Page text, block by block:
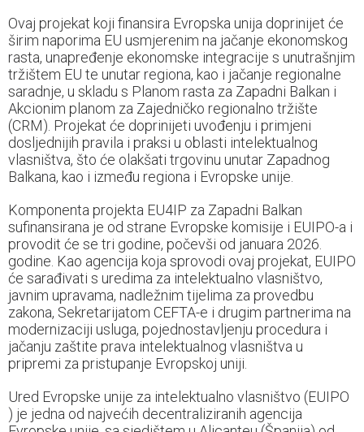
Ovaj projekat koji finansira Evropska unija doprinijet će
širim naporima EU usmjerenim na jačanje ekonomskog
rasta, unapređenje ekonomske integracije s unutrašnjim
tržištem EU te unutar regiona, kao i jačanje regionalne
saradnje, u skladu s Planom rasta za Zapadni Balkan i
Akcionim planom za Zajedničko regionalno tržište
(CRM). Projekat će doprinijeti uvođenju i primjeni
dosljednijih pravila i praksi u oblasti intelektualnog
vlasništva, što će olakšati trgovinu unutar Zapadnog
Balkana, kao i između regiona i Evropske unije.
Komponenta projekta EU4IP za Zapadni Balkan
sufinansirana je od strane Evropske komisije i EUIPO-a i
provodit će se tri godine, počevši od januara 2026.
godine. Kao agencija koja sprovodi ovaj projekat, EUIPO
će sarađivati s uredima za intelektualno vlasništvo,
javnim upravama, nadležnim tijelima za provedbu
zakona, Sekretarijatom CEFTA-e i drugim partnerima na
modernizaciji usluga, pojednostavljenju procedura i
jačanju zaštite prava intelektualnog vlasništva u
pripremi za pristupanje Evropskoj uniji.
Ured Evropske unije za intelektualno vlasništvo (EUIPO
) je jedna od najvećih decentraliziranih agencija